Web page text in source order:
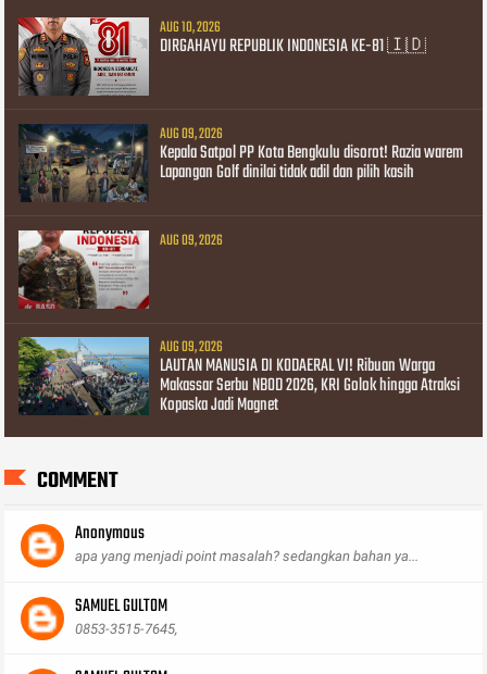
AUG 10, 2026
DIRGAHAYU REPUBLIK INDONESIA KE-81 🇮🇩
AUG 09, 2026
Kepala Satpol PP Kota Bengkulu disorot! Razia warem
Lapangan Golf dinilai tidak adil dan pilih kasih
AUG 09, 2026
AUG 09, 2026
LAUTAN MANUSIA DI KODAERAL VI! Ribuan Warga
Makassar Serbu NBOD 2026, KRI Golok hingga Atraksi
Kopaska Jadi Magnet
COMMENT
Anonymous
apa yang menjadi point masalah? sedangkan bahan ya...
SAMUEL GULTOM
0853-3515-7645,